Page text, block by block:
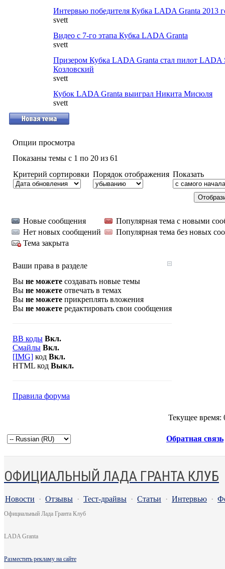
Интервью победителя Кубка LADA Granta
svett
Видео с 7-го этапа Кубка LADA Granta
svett
Призером Кубка LADA Granta стал пилот
Козловский
svett
Кубок LADA Granta выиграл Никита Мисюля
svett
Опции просмотра
Показаны темы с 1 по 20 из 61
Критерий сортировки Порядок отображения Показать
Новые сообщения
Популярная тема с новыми
Нет новых сообщений
Популярная тема без новых
Тема закрыта
Ваши права в разделе
Вы не можете создавать новые темы
Вы не можете отвечать в темах
Вы не можете прикреплять вложения
Вы не можете редактировать свои сообщения
BB коды Вкл.
Смайлы Вкл.
[IMG] код Вкл.
HTML код Выкл.
Правила форума
Текущее время:
Обратная связь
ОФИЦИАЛЬНЫЙ ЛАДА ГРАНТА КЛУБ
Новости · Отзывы · Тест-драйвы · Статьи · Интервью ·
Официальный Лада Гранта Клуб
LADA Granta
Разместить рекламу на сайте